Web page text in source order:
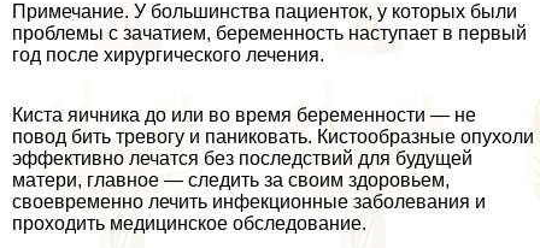
Примечание. У большинства пациенток, у которых были
проблемы с зачатием, беременность наступает в первый
год после хирургического лечения.
Киста яичника до или во время беременности — не
повод бить тревогу и паниковать. Кистообразные опухоли
эффективно лечатся без последствий для будущей
матери, главное — следить за своим здоровьем,
своевременно лечить инфекционные заболевания и
проходить медицинское обследование.